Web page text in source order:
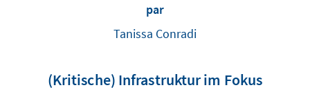
par
Tanissa Conradi
(Kritische) Infrastruktur im Fokus